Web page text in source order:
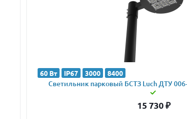
60 Вт IP67 3000 8400
Светильник парковый БСТЗ Luch ДТУ
15 730₽